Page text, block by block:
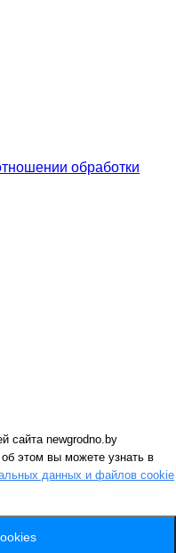
обработки
сайта newgrodno.by
этом вы можете узнать в
данных и файлов cookie